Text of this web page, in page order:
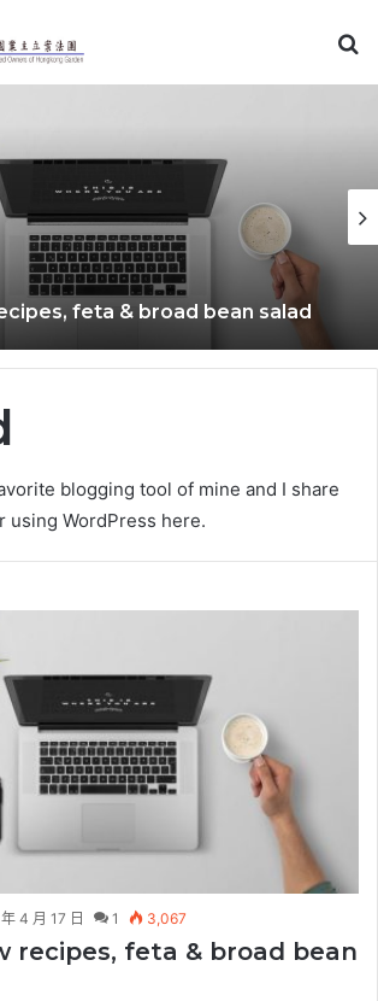
feta & broad bean salad
blogging tool of mine and I share
using WordPress here.
4 月 17 日 1 3,067
recipes, feta & broad bean